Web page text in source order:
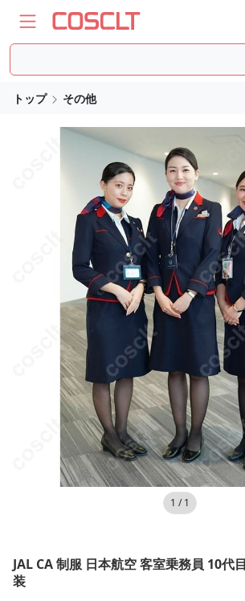
トップ その他
1 /1
JAL CA 制服 日本航空 客室乗務員 10代
装